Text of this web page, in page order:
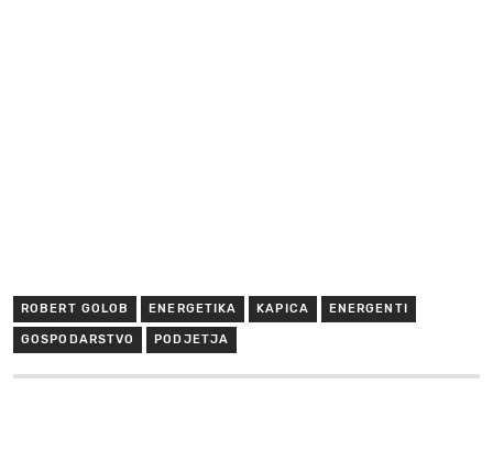
ROBERT GOLOB ENERGETIKA KAPICA ENERGENTI
GOSPODARSTVO PODJETJA